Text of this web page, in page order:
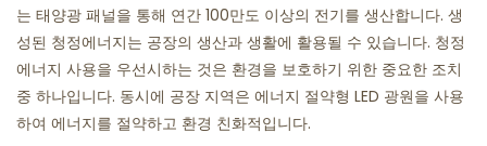
는 태양광 패널을 통해 연간 100만도 이상의 전기를 생산합니다. 생
성된 청정에너지는 공장의 생산과 생활에 활용될 수 있습니다. 청정
에너지 사용을 우선시하는 것은 환경을 보호하기 위한 중요한 조치
중 하나입니다. 동시에 공장 지역은 에너지 절약형 LED 광원을 사용
하여 에너지를 절약하고 환경 친화적입니다.